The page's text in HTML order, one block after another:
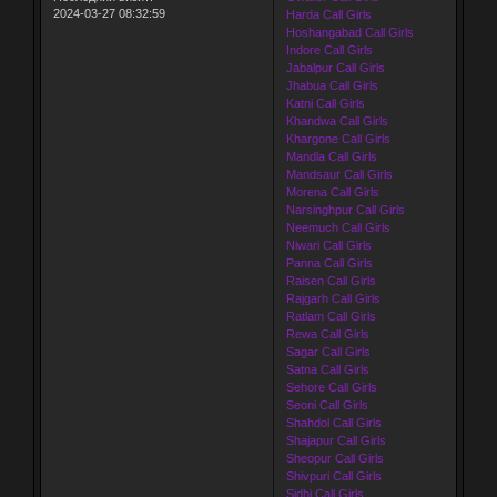
2024-03-27 08:32:59
Harda Call Girls
Hoshangabad Call Girls
Indore Call Girls
Jabalpur Call Girls
Jhabua Call Girls
Katni Call Girls
Khandwa Call Girls
Khargone Call Girls
Mandla Call Girls
Mandsaur Call Girls
Morena Call Girls
Narsinghpur Call Girls
Neemuch Call Girls
Niwari Call Girls
Panna Call Girls
Raisen Call Girls
Rajgarh Call Girls
Ratlam Call Girls
Rewa Call Girls
Sagar Call Girls
Satna Call Girls
Sehore Call Girls
Seoni Call Girls
Shahdol Call Girls
Shajapur Call Girls
Sheopur Call Girls
Shivpuri Call Girls
Sidhi Call Girls